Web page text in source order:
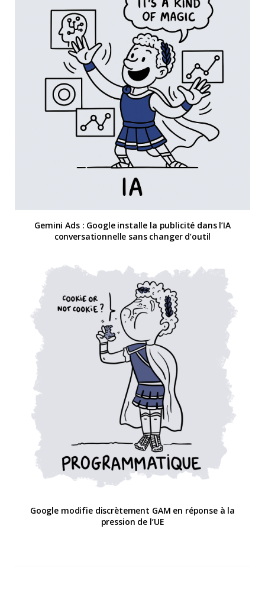
Gemini Ads : Google installe la publicité dans l’IA
conversationnelle sans changer d’outil
Google modifie discrètement GAM en réponse à la
pression de l’UE